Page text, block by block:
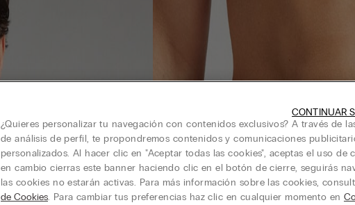
¿Quieres personalizar tu navegación con contenidos exclusivos? A través de
de análisis de perfil, te propondremos contenidos y comunicaciones
personalizados. Al hacer clic en "Aceptar todas las cookies", aceptas el uso de
en cambio cierras este banner haciendo clic en el botón de cierre, seguirás
las cookies no estarán activas. Para más información sobre las cookies,
de Cookies. Para cambiar tus preferencias haz clic en cualquier momento en
CONTINUAR